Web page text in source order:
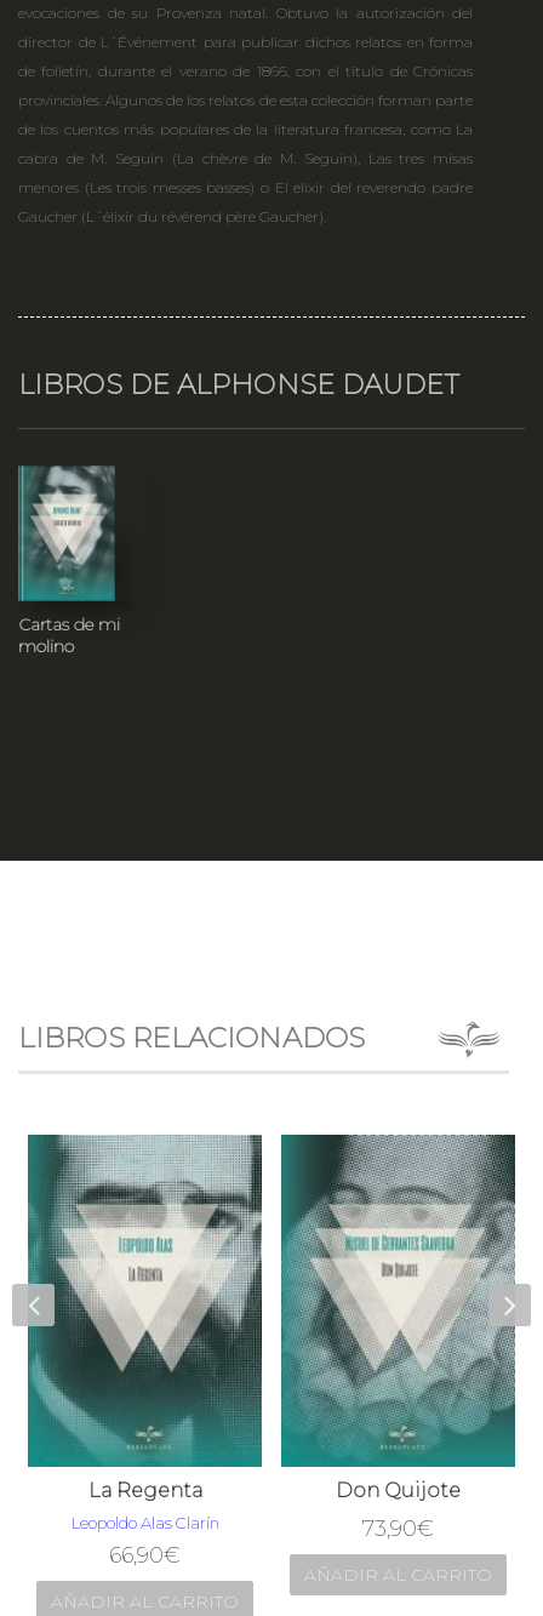
evocaciones de su Provenza natal. Obtuvo la autorización del
director de L´Événement para publicar dichos relatos en forma
de folletín, durante el verano de 1866, con el título de Crónicas
provinciales. Algunos de los relatos de esta colección forman parte
de los cuentos más populares de la literatura francesa, como La
cabra de M. Seguin (La chèvre de M. Seguin), Las tres misas
menores (Les trois messes basses) o El elixir del reverendo padre
Gaucher (L´élixir du révérend père Gaucher).
LIBROS DE ALPHONSE DAUDET
Cartas de mi
molino
LIBROS RELACIONADOS
La Regenta
Leopoldo Alas Clarín
66,90€
AÑADIR AL CARRITO
Don Quijote
73,90€
AÑADIR AL CARRITO